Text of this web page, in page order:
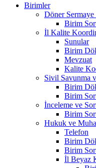
Birimler
Döner
Birim
İl Kalite
Sunular
Birim
Mevzuat
Kalite
Sivil Savunma
Birim
Birim
İnceleme ve
Birim
Hukuk ve
Telefon
Birim
Birim
İl Beyaz